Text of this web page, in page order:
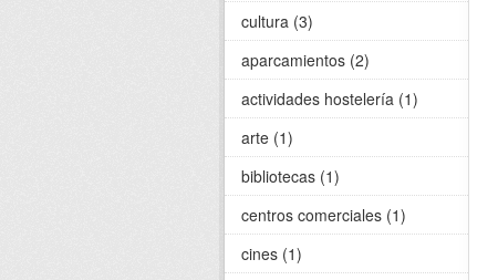
cultura (3)
aparcamientos (2)
actividades hostelería (1)
arte (1)
bibliotecas (1)
centros comerciales (1)
cines (1)